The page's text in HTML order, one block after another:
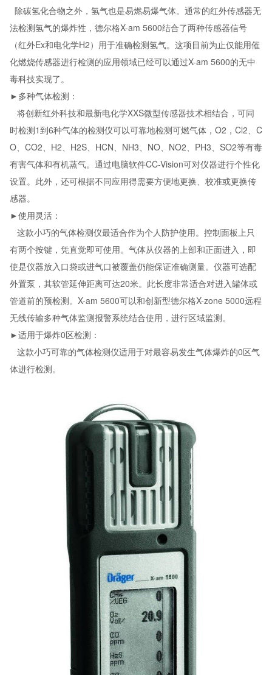
除碳氢化合物之外，氢气也是易燃易爆气体。通常的红外传感器无
法检测氢气的爆炸性，德尔格X-am 5600结合了两种传感器信号
（红外Ex和电化学H2）用于准确检测氢气。这项目前为止仅能用催
化燃烧传感器进行检测的应用领域已经可以通过X-am 5600的无中
毒科技实现了。
►多种气体检测：
将创新红外科技和最新电化学XXS微型传感器技术相结合，可同
时检测1到6种气体的检测仪可以可靠地检测可燃气体，O2，Cl2、C
O、CO2、H2、H2S、HCN、NH3、NO、NO2、PH3、SO2等有毒
有害气体和有机蒸气。通过电脑软件CC-Vision可对仪器进行个性化
设置。此外，还可根据不同应用得需要方便地更换、校准或更换传
感器。
►使用灵活：
这款小巧的气体检测仪最适合作为个人防护使用。控制面板上只
有两个按键，凭直觉即可使用。气体从仪器的上部和正面进入，即
使是仪器放入口袋或进气口被覆盖仍能保证准确测量。仪器可选配
外置泵，其软管延伸距离可达20米。此长度非常适合对进入罐体或
管道前的预检测。X-am 5600可以和创新型德尔格X-zone 5000远程
无线传输多种气体监测报警系统结合使用，进行区域监测。
►适用于爆炸0区检测：
这款小巧可靠的气体检测仪适用于对最容易发生气体爆炸的0区气
体进行检测。